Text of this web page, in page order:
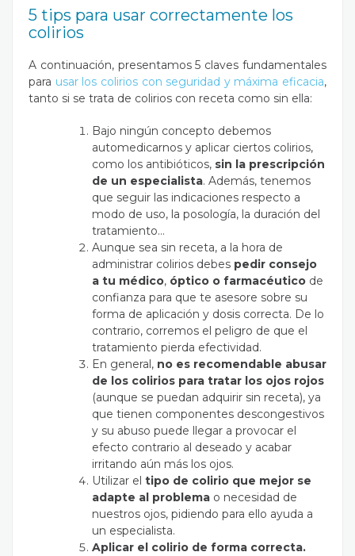
5 tips para usar correctamente los
colirios
A continuación, presentamos 5 claves fundamentales
para usar los colirios con seguridad y máxima eficacia,
tanto si se trata de colirios con receta como sin ella:
Bajo ningún concepto debemos
automedicarnos y aplicar ciertos colirios,
como los antibióticos, sin la prescripción
de un especialista. Además, tenemos
que seguir las indicaciones respecto a
modo de uso, la posología, la duración del
tratamiento…
Aunque sea sin receta, a la hora de
administrar colirios debes pedir consejo
a tu médico, óptico o farmacéutico de
confianza para que te asesore sobre su
forma de aplicación y dosis correcta. De lo
contrario, corremos el peligro de que el
tratamiento pierda efectividad.
En general, no es recomendable abusar
de los colirios para tratar los ojos rojos
(aunque se puedan adquirir sin receta), ya
que tienen componentes descongestivos
y su abuso puede llegar a provocar el
efecto contrario al deseado y acabar
irritando aún más los ojos.
Utilizar el tipo de colirio que mejor se
adapte al problema o necesidad de
nuestros ojos, pidiendo para ello ayuda a
un especialista.
Aplicar el colirio de forma correcta.